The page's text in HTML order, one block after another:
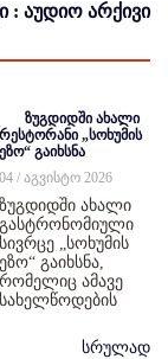
: აუდიო არქივი
ზუგდიდში ახალი
რესტორანი „სოხუმის
ეზო“ გაიხსნა
04 / აგვისტო 2026
ზუგდიდში ახალი
გასტრონომიული
სივრცე „სოხუმის
ეზო“ გაიხსნა,
რომელიც ამავე
სახელწოდების
სრულად